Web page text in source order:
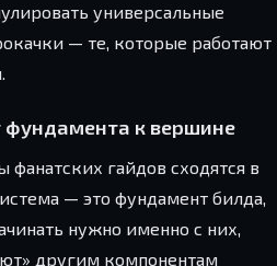
универсальные
— те, которые работают
фундамента к вершине
гайдов сходятся в
— это фундамент билда,
нужно именно с них,
другим компонентам